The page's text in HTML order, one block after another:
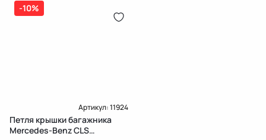
-10%
Артикул:11924
Петля крышки багажника
Mercedes-Benz CLS